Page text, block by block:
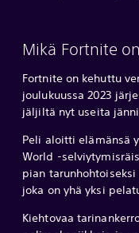
Mikä Fortnite
Fortnite on kehuttu
joulukuussa 2023
jäljiltä nyt useita
Peli aloitti elämänsä
World -
pian
joka on yhä yksi
Kiehtovaa